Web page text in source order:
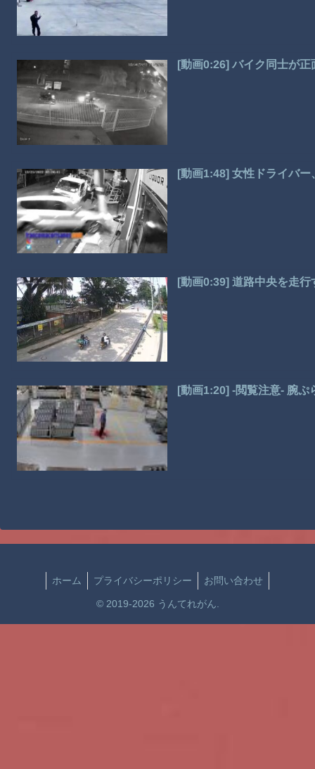
[動画0:26] バイク同士が
[動画1:48] 女性ドライバ
[動画0:39] 道路中央を走
[動画1:20] -閲覧注意- 腕ぷ
ホーム プライバシーポリシー お問い合わせ
© 2019-2026 うんてれがん.